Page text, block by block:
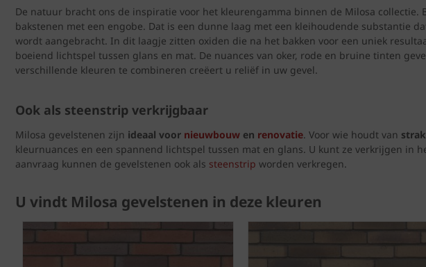
De natuur bracht ons de inspiratie voor het kleurengamma binnen de Milosa collectie.
bakstenen met een engobe. Dat is een dunne laag met een kleihoudende substantie
wordt aangebracht. In dit laagje zitten oxiden die na het bakken voor een uniek
boeiend lichtspel tussen glans en mat. De nuances van oker, rode en bruine tinten
verschillende kleuren te combineren creëert u reliëf in uw gevel.
Ook als steenstrip verkrijgbaar
Milosa gevelstenen zijn ideaal voor nieuwbouw en renovatie. Voor wie houdt van
kleurnuances en een spannend lichtspel tussen mat en glans. U kunt ze verkrijgen in
aanvraag kunnen de gevelstenen ook als steenstrip worden verkregen.
U vindt Milosa gevelstenen in deze kleuren